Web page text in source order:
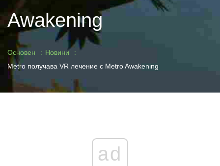
Awakening
Основен
Новини
Metro получава VR лечение с Metro Awakening
ad